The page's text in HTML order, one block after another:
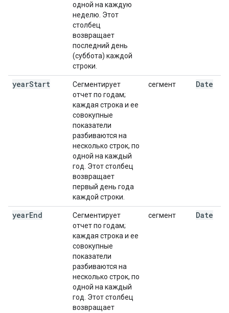
одной на каждую
неделю. Этот
столбец
возвращает
последний день
(суббота) каждой
строки.
yearStart
Сегментирует
отчет по годам;
каждая строка и ее
совокупные
показатели
разбиваются на
несколько строк, по
одной на каждый
год. Этот столбец
возвращает
первый день года
каждой строки.
сегмент Date
yearEnd
Сегментирует
отчет по годам;
каждая строка и ее
совокупные
показатели
разбиваются на
несколько строк, по
одной на каждый
год. Этот столбец
возвращает
сегмент Date